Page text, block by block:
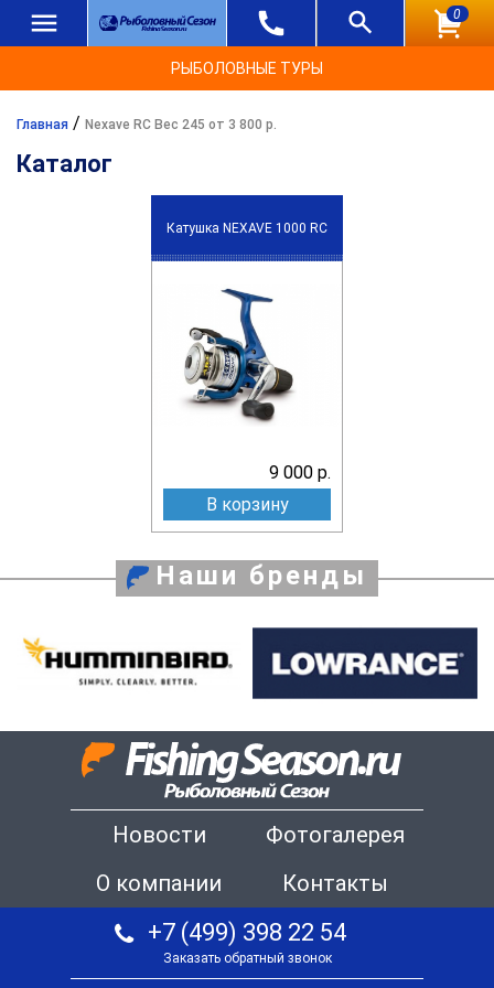
0
РЫБОЛОВНЫЕ ТУРЫ
Главная / Nexave RC Вес 245 от 3 800 р.
Каталог
Катушка NEXAVE 1000 RC
9 000 р.
В корзину
Наши бренды
Новости
Фотогалерея
О компании
Контакты
+7 (499) 398 22 54
Заказать обратный звонок